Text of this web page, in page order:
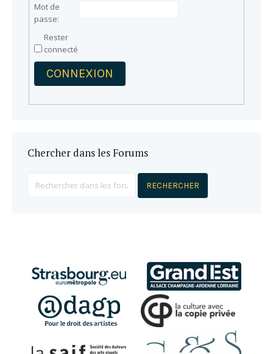
Mot de
passe:
Rester
connecté
CONNEXION
Chercher dans les Forums